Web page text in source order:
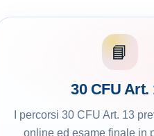
📘
30 CFU Art.
I percorsi 30 CFU Art. 13
online ed esame finale in